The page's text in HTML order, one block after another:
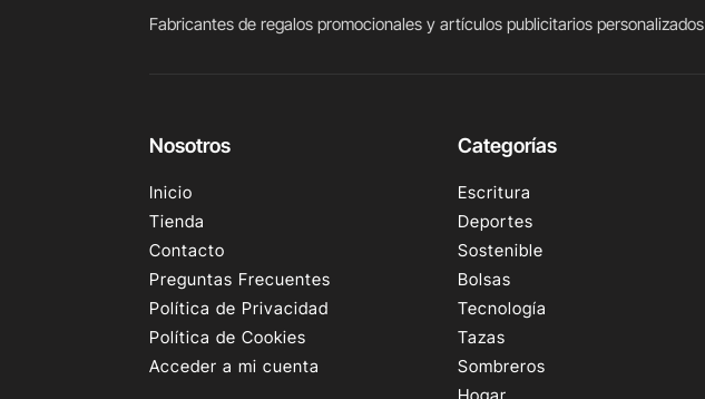
Fabricantes de regalos promocionales y artículos publicitarios personalizados
Nosotros
Inicio
Tienda
Contacto
Preguntas Frecuentes
Política de Privacidad
Política de Cookies
Acceder a mi cuenta
Categorías
Escritura
Deportes
Sostenible
Bolsas
Tecnología
Tazas
Sombreros